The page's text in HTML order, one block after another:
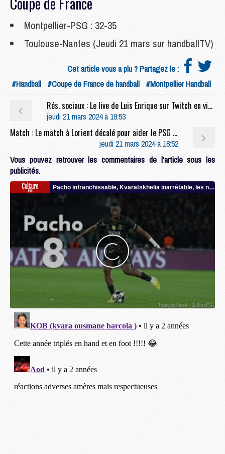
Montpellier-PSG : 32-35
Toulouse-Nantes (Jeudi 21 mars sur handballTV)
Cet article vous a plu ? Partagez le :
#Handball #Coupe de France de handball #Montpellier Handball
Rés. sociaux : Le live de Luis Enrique sur Twitch en video
jeudi 21 mars 2024 à 19:53
Match : Le match à Lorient décalé pour aider le PSG en Champions League
jeudi 21 mars 2024 à 18:52
Vous pouvez retrouver les commentaires de l'article sous les
publicités.